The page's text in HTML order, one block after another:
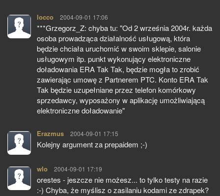
locco pisze:
2004-09-01 17:06
***Grzegorz_Z: chyba tu: "Od 2 września 2004r. każda
osoba prowadząca działalność usługową, która
będzie chciała uruchomić w swoim sklepie, salonie
usługowym itp. punkt wykonujący elektroniczne
doładowania ERA Tak Tak, będzie mogła to zrobić
zawierając umowę z Partnerem PTC. Konto ERA Tak
Tak będzie uzupełniane przez telefon komórkowy
sprzedawcy, wyposażony w aplikację umożliwiającą
elektroniczne doładowanie"
Erazmus pisze:
2004-09-01 17:15
Kolejny argument za prepaidem ;-)
wlo pisze:
2004-09-01 17:19
orestes - jeszcze nie możesz... to tylko testy na razie
:-) Chyba, że myślisz o zasilaniu kodami ze zdrapek?